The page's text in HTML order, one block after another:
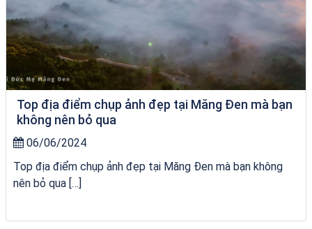
Top địa điểm chụp ảnh đẹp tại Măng Đen mà bạn
không nên bỏ qua
06/06/2024
Top địa điểm chụp ảnh đẹp tại Măng Đen mà bạn không
nên bỏ qua […]